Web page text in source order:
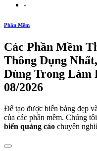
-
Phần Mềm
Các Phần Mềm
Thông Dụng
Dùng Trong Làm
08/2026
Để tạo được biển bảng đẹp
của các phần mềm. Chúng
biển quảng cáo chuyên